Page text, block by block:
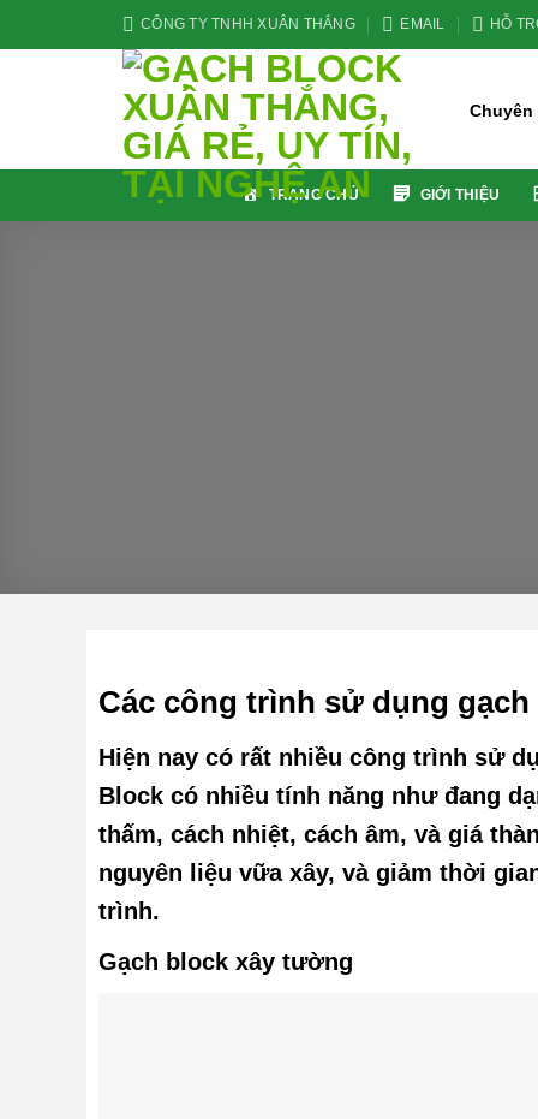
CÔNG TY TNHH XUÂN THẮNG EMAIL HỖ
TRANG CHỦ GIỚI THIỆU
Các công trình sử dụng gạch
Hiện nay có rất nhiều công trình sử
Block có nhiều tính năng như đang
thấm, cách nhiệt, cách âm, và giá
nguyên liệu vữa xây, và giảm thời
trình.
Gạch block xây tường